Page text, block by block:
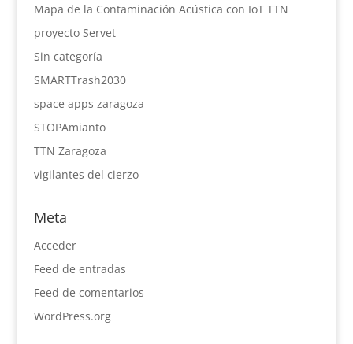
Mapa de la Contaminación Acústica con IoT TTN
proyecto Servet
Sin categoría
SMARTTrash2030
space apps zaragoza
STOPAmianto
TTN Zaragoza
vigilantes del cierzo
Meta
Acceder
Feed de entradas
Feed de comentarios
WordPress.org